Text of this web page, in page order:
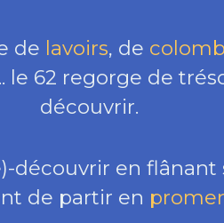
de lavoirs, de
le 62 regorge de
découvrir.
découvrir en flânant
de partir en